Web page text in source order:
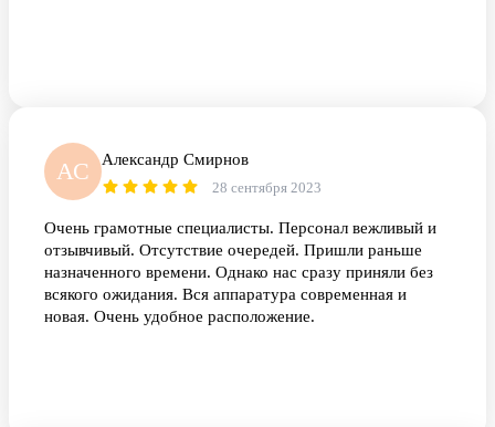
АС Александр Смирнов
28 сентября 2023
Очень грамотные специалисты. Персонал вежливый и
отзывчивый. Отсутствие очередей. Пришли раньше
назначенного времени. Однако нас сразу приняли без
всякого ожидания. Вся аппаратура современная и
новая. Очень удобное расположение.